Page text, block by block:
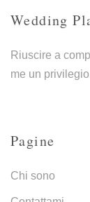
Wedding
Riuscire a
me un
Pagine
Chi sono